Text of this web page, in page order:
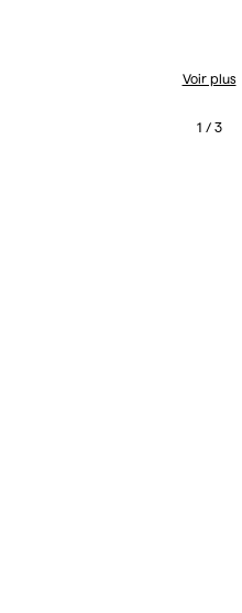
Voir plus
1 / 3